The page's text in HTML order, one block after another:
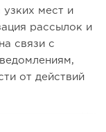
мест и
рассылок и
связи с
от действий